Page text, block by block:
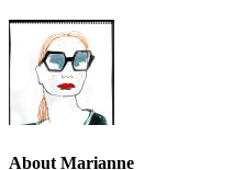
About Marianne